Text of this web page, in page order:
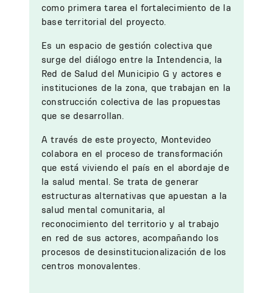
como primera tarea el fortalecimiento de la
base territorial del proyecto.
Es un espacio de gestión colectiva que
surge del diálogo entre la Intendencia, la
Red de Salud del Municipio G y actores e
instituciones de la zona, que trabajan en la
construcción colectiva de las propuestas
que se desarrollan.
A través de este proyecto, Montevideo
colabora en el proceso de transformación
que está viviendo el país en el abordaje de
la salud mental. Se trata de generar
estructuras alternativas que apuestan a la
salud mental comunitaria, al
reconocimiento del territorio y al trabajo
en red de sus actores, acompañando los
procesos de desinstitucionalización de los
centros monovalentes.